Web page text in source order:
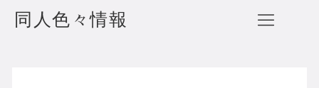
同人色々情報